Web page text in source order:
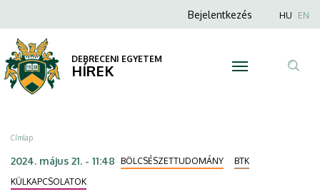
szimpózium
az
Angol-
Amerikai
Intézetben
a
tartalomra
Anonim
menüje
Bejelentkezés HU EN
DEBRECENI EGYETEM
HÍREK
Morzsa
Címlap
2024. május 21. - 11:48 BÖLCSÉSZETTUDOMÁNY
BTK
KÜLKAPCSOLATOK